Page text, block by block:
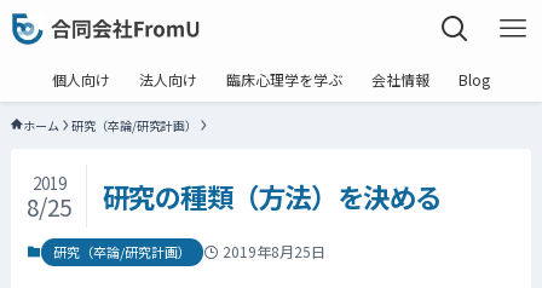
個人向け 法人向け 臨床心理学を学ぶ 会社情報 Blog
ホーム 研究（卒論/研究計画）
研究の種類（方法）を決める
2019
8/25
研究（卒論/研究計画） 2019年8月25日